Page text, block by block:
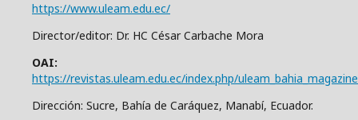
https://www.uleam.edu.ec/
Director/editor: Dr. HC César Carbache Mora
OAI:
https://revistas.uleam.edu.ec/index.php/
Dirección: Sucre, Bahía de Caráquez, Manabí, Ecuador.